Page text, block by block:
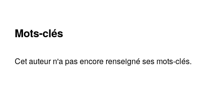
Mots-clés
Cet auteur n'a pas encore renseigné ses mots-clés.